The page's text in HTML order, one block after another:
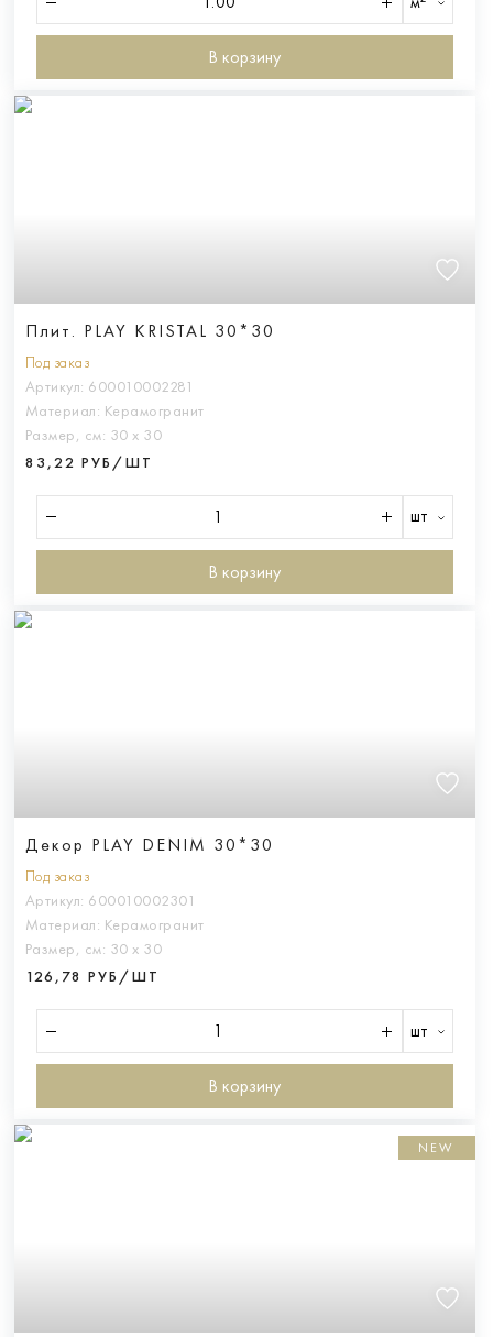
В корзину
Плит. PLAY KRISTAL 30*30
Под заказ
Артикул: 600010002281
Материал: Керамогранит
Размер, см: 30 х 30
83,22 РУБ/ШТ
шт
В корзину
Декор PLAY DENIM 30*30
Под заказ
Артикул: 600010002301
Материал: Керамогранит
Размер, см: 30 х 30
126,78 РУБ/ШТ
шт
В корзину
NEW